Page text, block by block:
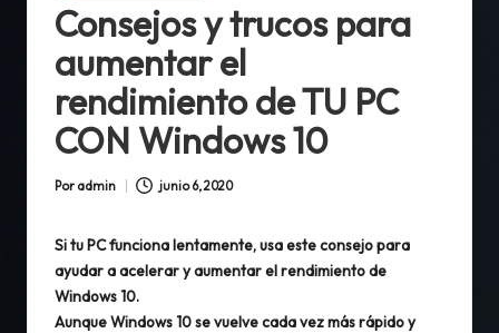
Consejos y trucos para
aumentar el
rendimiento de TU PC
CON Windows 10
Publicado
Por admin junio 6, 2020
Si tu PC funciona lentamente, usa este consejo para
ayudar a acelerar y aumentar el rendimiento de
Windows 10.
Aunque Windows 10 se vuelve cada vez más rápido y